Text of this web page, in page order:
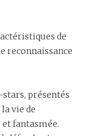
de
reconnaissance
présentés
vie de
fantasmée.